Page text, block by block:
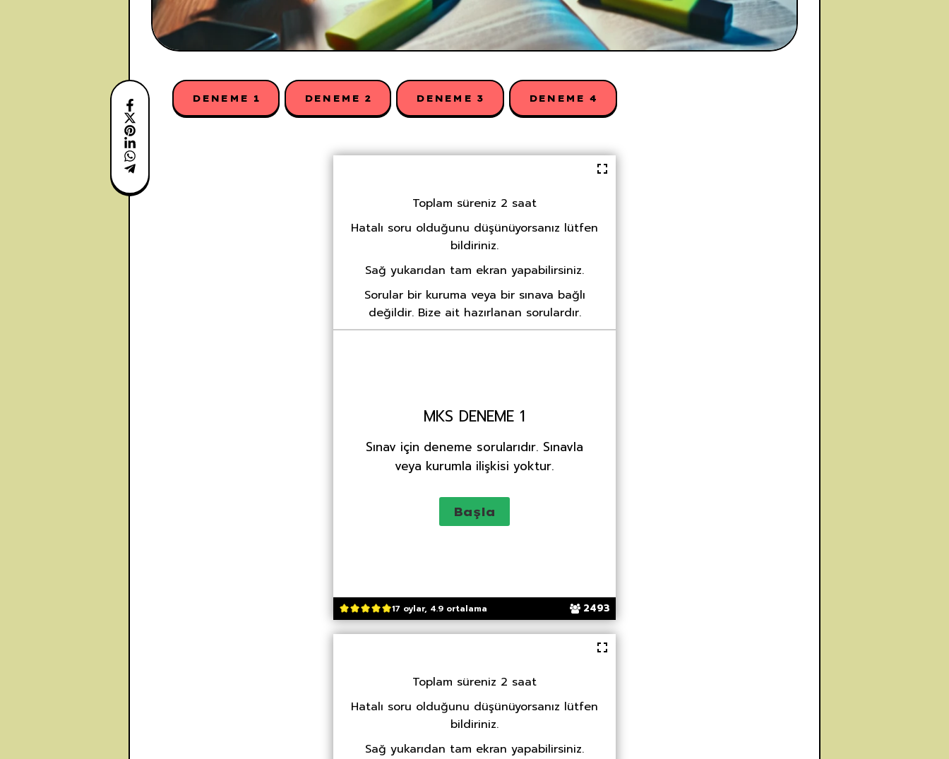
DENEME 1 DENEME 2 DENEME 3 DENEME 4
17 oylar, 4.9 ortalama 2493
Toplam süreniz 2 saat
Hatalı soru olduğunu düşünüyorsanız lütfen
bildiriniz.
Sağ yukarıdan tam ekran yapabilirsiniz.
Sorular bir kuruma veya bir sınava bağlı
değildir. Bize ait hazırlanan sorulardır.
MKS DENEME 1
Sınav için deneme sorularıdır. Sınavla
veya kurumla ilişkisi yoktur.
Toplam süreniz 2 saat
Hatalı soru olduğunu düşünüyorsanız lütfen
bildiriniz.
Sağ yukarıdan tam ekran yapabilirsiniz.